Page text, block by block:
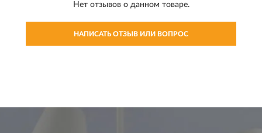
Нет отзывов о данном товаре.
НАПИСАТЬ ОТЗЫВ ИЛИ ВОПРОС